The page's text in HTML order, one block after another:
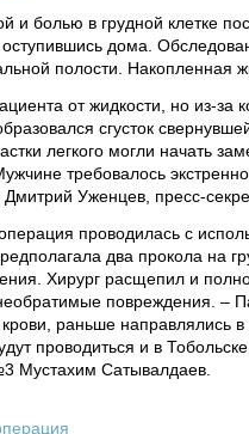
и болью в грудной клетке
дома.
полости. Накопленная
от жидкости, но из-за
сгусток
легкого могли начать
требовалось
Уженцев, пресс-
проводилась с
два прокола на
Хирург расщепил и
повреждения. –
крови, раньше
проводиться и в
Мустахим Сатывалдаев.